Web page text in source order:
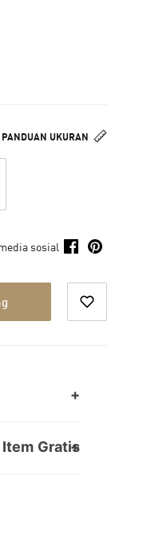
PANDUAN UKURAN
sosial
Gratis